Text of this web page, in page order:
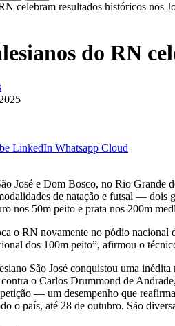
celebram resultados históricos nos
do RN
LinkedIn Whatsapp Cloud
José e Dom Bosco, no Rio Grande
de natação e futsal — dois
nos 50m peito e prata nos 200m
o RN novamente no pódio nacional
dos 100m peito”, afirmou o
São José conquistou uma
o Carlos Drummond de
— um desempenho que
o país, até 28 de outubro. São